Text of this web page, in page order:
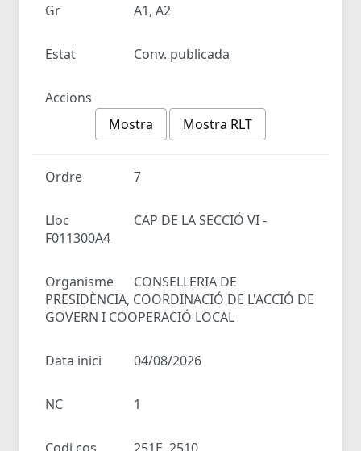
Gr A1, A2
Estat Conv. publicada
Accions
Mostra
Mostra RLT
Ordre 7
Lloc
CAP DE LA SECCIÓ VI -
F011300A4
Organisme
CONSELLERIA DE
PRESIDÈNCIA, COORDINACIÓ DE L'ACCIÓ DE
GOVERN I COOPERACIÓ LOCAL
Data inici 04/08/2026
NC 1